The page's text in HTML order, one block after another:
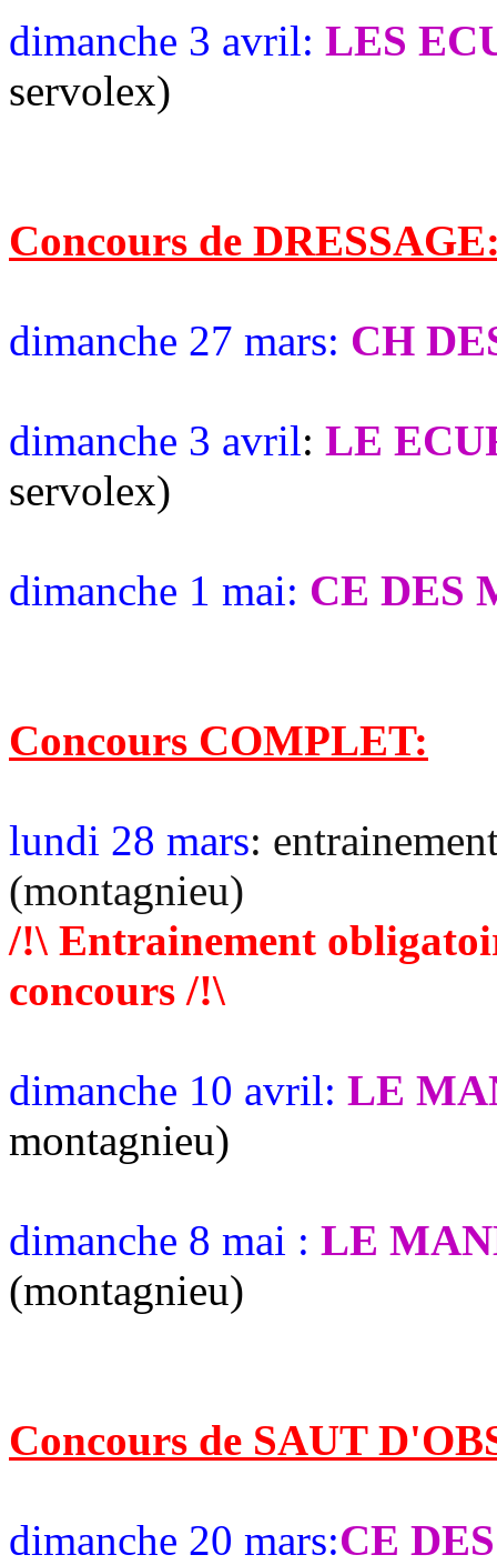
dimanche 3 avril: LES
servolex)
Concours de
dimanche 27 mars: CH
dimanche 3 avril: LE
servolex)
dimanche 1 mai: CE DES
Concours COMPLET:
lundi 28 mars:
(montagnieu)
/!\ Entrainement
concours /!\
dimanche 10 avril: LE
montagnieu)
dimanche 8 mai : LE
(montagnieu)
Concours de SAUT
dimanche 20 mars:CE